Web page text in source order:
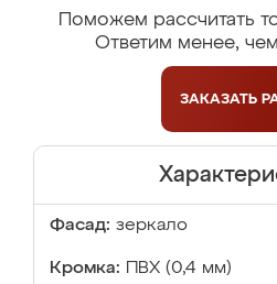
Поможем рассчитать
Ответим менее,
ЗАКАЗАТЬ
Фасад: зеркало
Кромка: ПВХ (0,4 мм)